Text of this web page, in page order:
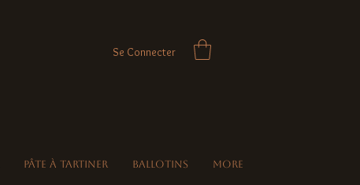
Se Connecter
Pâte à Tartiner Ballotins More